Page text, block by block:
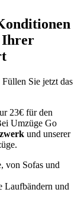
Ihrer
Sie jetzt das
23€ für den
Umzüge Go
und unserer
von Sofas und
Laufbändern und